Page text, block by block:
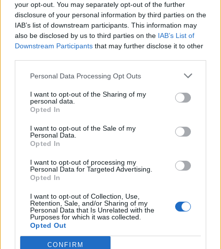
your opt-out. You may separately opt-out of the further
disclosure of your personal information by third parties on the
IAB’s list of downstream participants. This information may
also be disclosed by us to third parties on the IAB’s List of
Downstream Participants that may further disclose it to other
Personal Data Processing Opt Outs
I want to opt-out of the Sharing of my
personal data.
Opted In
I want to opt-out of the Sale of my
Personal Data.
Opted In
I want to opt-out of processing my
Personal Data for Targeted Advertising.
Opted In
I want to opt-out of Collection, Use,
Retention, Sale, and/or Sharing of my
Personal Data that Is Unrelated with the
Purposes for which it was collected.
Opted Out
CONFIRM
Az (x)-szignóval ellátott szövegek fizetett reklámok,
közlemények.
A magyarországi országgyűlési és önkormányzati
választások kampányidőszakában lapjaink a
Magyarországon nyilvántartott politikai pártok
A megjelent írások nem feltétlenül a szerkesztőség
magának a jogot, hogy a beküldött leveleket
szerkesztett formában, esetenként rövidítve közölje.
Nem vállalunk felelősséget a
hozzászólások/kommentek és a szerkesztőségen
Szerkesztőségünk fenntartja a jogot, hogy a
beérkezett írások, fényképek, videók közléséről
döntsön.